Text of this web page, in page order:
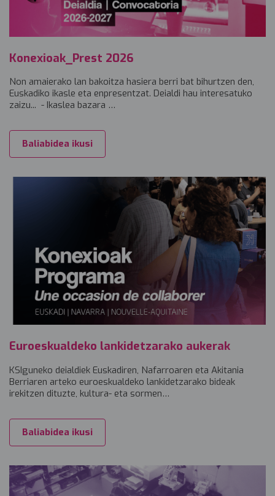
Konexioak_Prest 2026
Non amaierako lan bakoitza hasiera berri bat bihurtzen den,
Euskadiko ikasle eta enpresentzat. Deialdi hau interesatuko
zaizu... - Ikaslea bazara …
Baliabidea ikusi
Euroeskualdeko lankidetzarako aukerak
KSIguneko deialdiek Euskadiren, Nafarroaren eta Akitania
Berriaren arteko euroeskualdeko lankidetzarako bideak
irekitzen dituzte, kultura- eta sormen…
Baliabidea ikusi